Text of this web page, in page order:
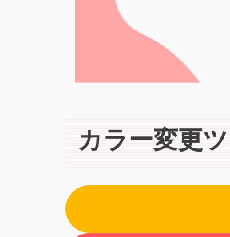
カラー変更